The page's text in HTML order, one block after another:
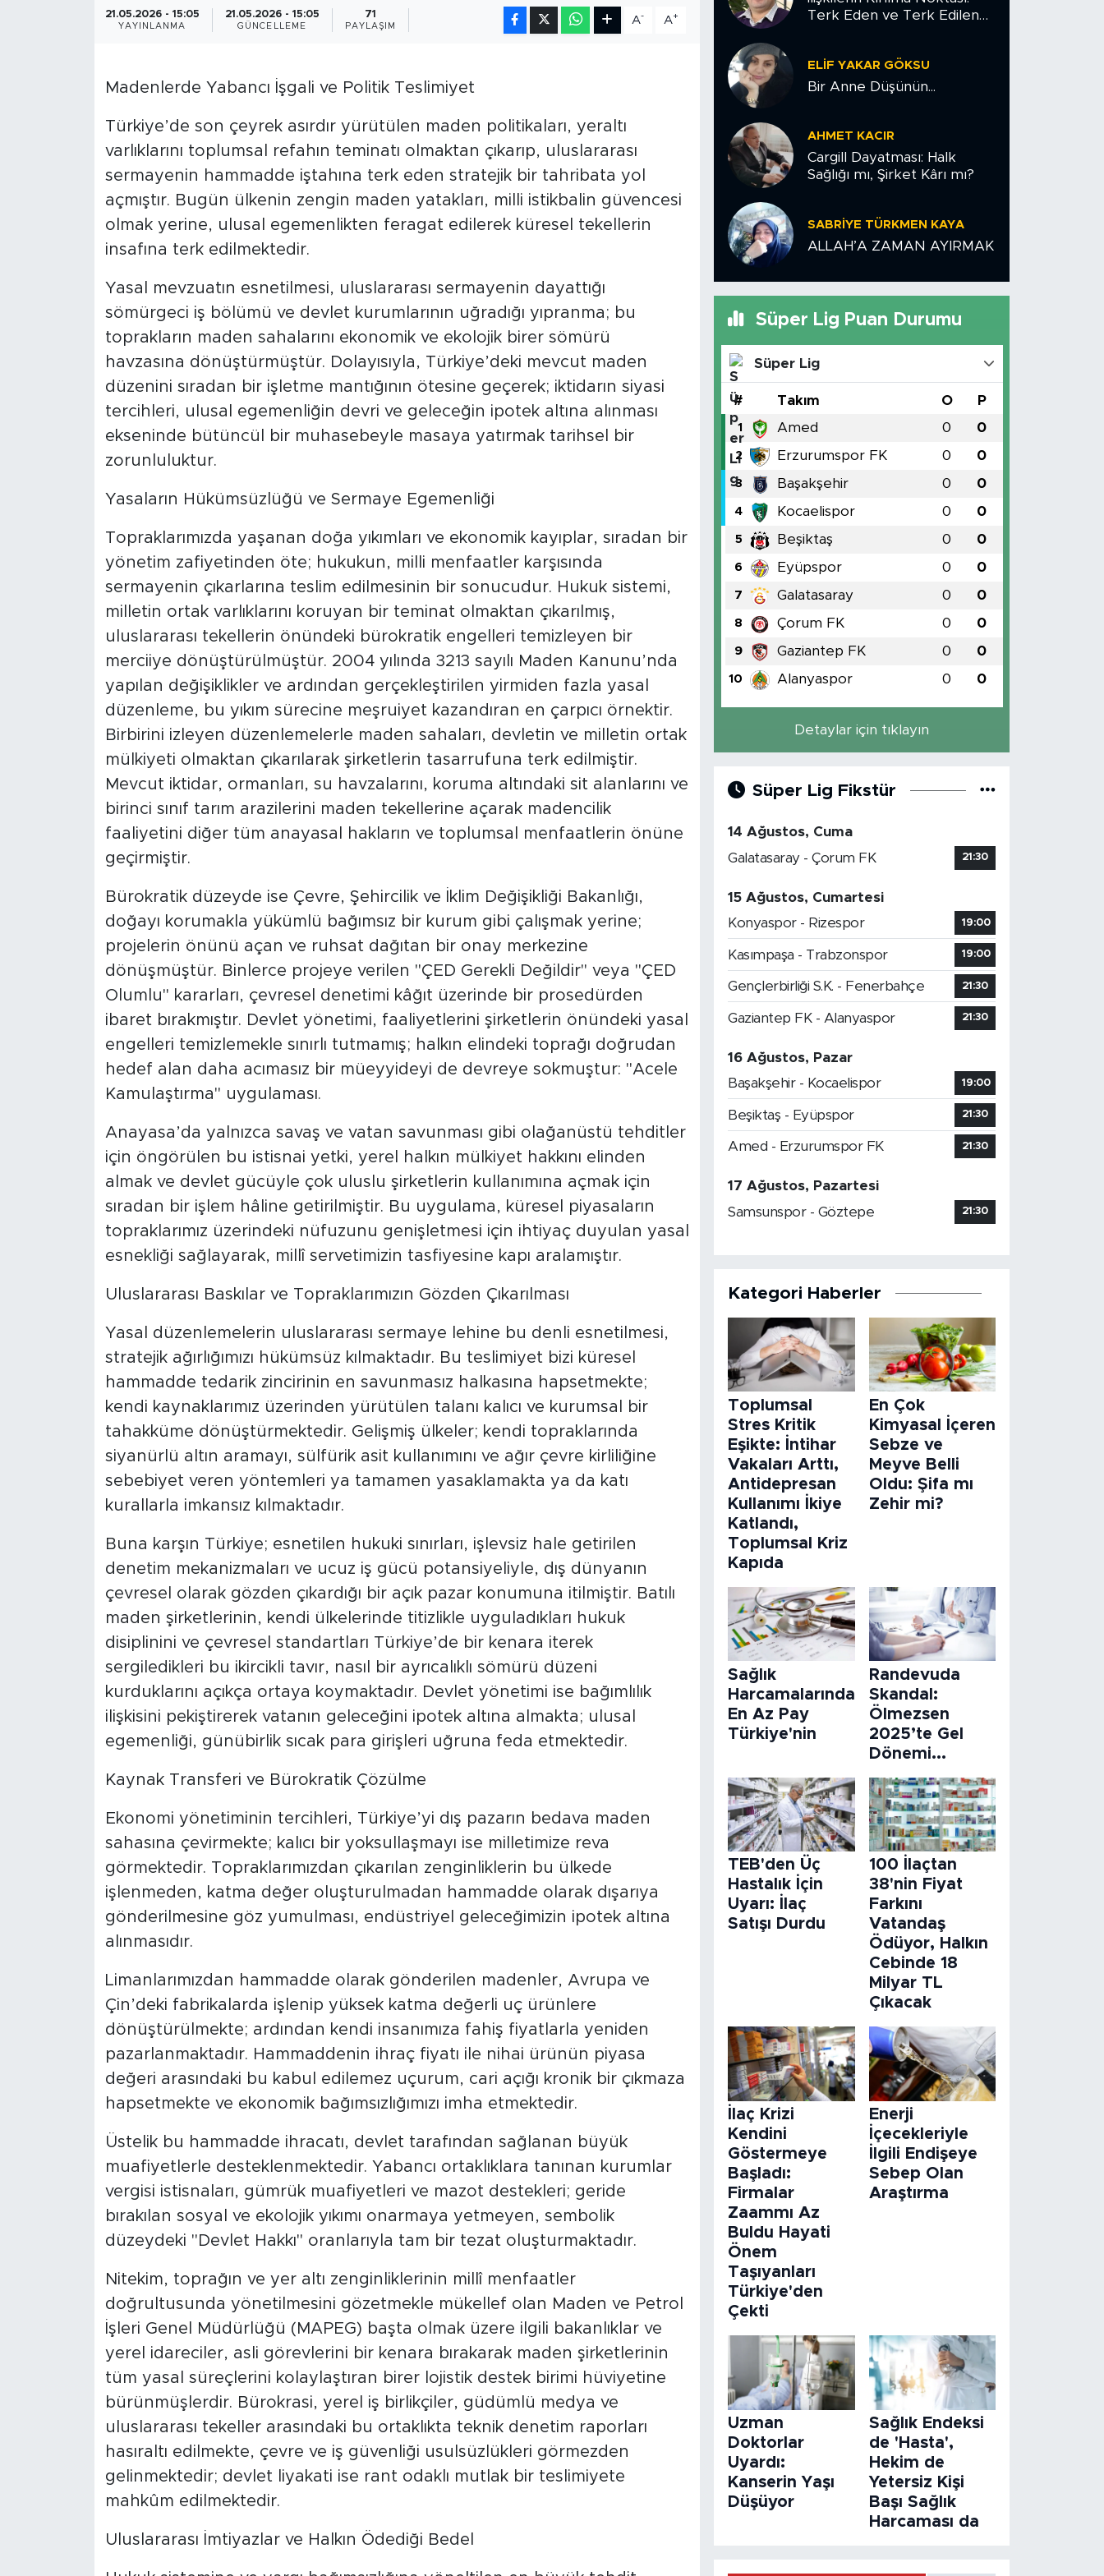
21.05.2026 - 15:05
YAYINLANMA
21.05.2026 - 15:05
GÜNCELLEME
71
PAYLAŞIM
A- A+
Madenlerde Yabancı İşgali ve Politik Teslimiyet
​Türkiye’de son çeyrek asırdır yürütülen maden politikaları, yeraltı
varlıklarını toplumsal refahın teminatı olmaktan çıkarıp, uluslararası
sermayenin hammadde iştahına terk eden stratejik bir tahribata yol
açmıştır. Bugün ülkenin zengin maden yatakları, milli istikbalin güvencesi
olmak yerine, ulusal egemenlikten feragat edilerek küresel tekellerin
insafına terk edilmektedir.
​Yasal mevzuatın esnetilmesi, uluslararası sermayenin dayattığı
sömürgeci iş bölümü ve devlet kurumlarının uğradığı yıpranma; bu
toprakların maden sahalarını ekonomik ve ekolojik birer sömürü
havzasına dönüştürmüştür. Dolayısıyla, Türkiye’deki mevcut maden
düzenini sıradan bir işletme mantığının ötesine geçerek; iktidarın siyasi
tercihleri, ulusal egemenliğin devri ve geleceğin ipotek altına alınması
ekseninde bütüncül bir muhasebeyle masaya yatırmak tarihsel bir
zorunluluktur.
​Yasaların Hükümsüzlüğü ve Sermaye Egemenliği
​Topraklarımızda yaşanan doğa yıkımları ve ekonomik kayıplar, sıradan bir
yönetim zafiyetinden öte; hukukun, milli menfaatler karşısında
sermayenin çıkarlarına teslim edilmesinin bir sonucudur. Hukuk sistemi,
milletin ortak varlıklarını koruyan bir teminat olmaktan çıkarılmış,
uluslararası tekellerin önündeki bürokratik engelleri temizleyen bir
merciiye dönüştürülmüştür. 2004 yılında 3213 sayılı Maden Kanunu’nda
yapılan değişiklikler ve ardından gerçekleştirilen yirmiden fazla yasal
düzenleme, bu yıkım sürecine meşruiyet kazandıran en çarpıcı örnektir.
Birbirini izleyen düzenlemelerle maden sahaları, devletin ve milletin ortak
mülkiyeti olmaktan çıkarılarak şirketlerin tasarrufuna terk edilmiştir.
Mevcut iktidar, ormanları, su havzalarını, koruma altındaki sit alanlarını ve
birinci sınıf tarım arazilerini maden tekellerine açarak madencilik
faaliyetini diğer tüm anayasal hakların ve toplumsal menfaatlerin önüne
geçirmiştir.
Bürokratik düzeyde ise Çevre, Şehircilik ve İklim Değişikliği Bakanlığı,
doğayı korumakla yükümlü bağımsız bir kurum gibi çalışmak yerine;
projelerin önünü açan ve ruhsat dağıtan bir onay merkezine
dönüşmüştür. Binlerce projeye verilen "ÇED Gerekli Değildir" veya "ÇED
Olumlu" kararları, çevresel denetimi kâğıt üzerinde bir prosedürden
ibaret bırakmıştır. Devlet yönetimi, faaliyetlerini şirketlerin önündeki yasal
engelleri temizlemekle sınırlı tutmamış; halkın elindeki toprağı doğrudan
hedef alan daha acımasız bir müeyyideyi de devreye sokmuştur: "Acele
Kamulaştırma" uygulaması.
​Anayasa’da yalnızca savaş ve vatan savunması gibi olağanüstü tehditler
için öngörülen bu istisnai yetki, yerel halkın mülkiyet hakkını elinden
almak ve devlet gücüyle çok uluslu şirketlerin kullanımına açmak için
sıradan bir işlem hâline getirilmiştir. Bu uygulama, küresel piyasaların
topraklarımız üzerindeki nüfuzunu genişletmesi için ihtiyaç duyulan yasal
esnekliği sağlayarak, millî servetimizin tasfiyesine kapı aralamıştır.
​Uluslararası Baskılar ve Topraklarımızın Gözden Çıkarılması
​Yasal düzenlemelerin uluslararası sermaye lehine bu denli esnetilmesi,
stratejik ağırlığımızı hükümsüz kılmaktadır. Bu teslimiyet bizi küresel
hammadde tedarik zincirinin en savunmasız halkasına hapsetmekte;
kendi kaynaklarımız üzerinden yürütülen talanı kalıcı ve kurumsal bir
tahakküme dönüştürmektedir. Gelişmiş ülkeler; kendi topraklarında
siyanürlü altın aramayı, sülfürik asit kullanımını ve ağır çevre kirliliğine
sebebiyet veren yöntemleri ya tamamen yasaklamakta ya da katı
kurallarla imkansız kılmaktadır.
​Buna karşın Türkiye; esnetilen hukuki sınırları, işlevsiz hale getirilen
denetim mekanizmaları ve ucuz iş gücü potansiyeliyle, dış dünyanın
çevresel olarak gözden çıkardığı bir açık pazar konumuna itilmiştir. Batılı
maden şirketlerinin, kendi ülkelerinde titizlikle uyguladıkları hukuk
disiplinini ve çevresel standartları Türkiye’de bir kenara iterek
sergiledikleri bu ikircikli tavır, nasıl bir ayrıcalıklı sömürü düzeni
kurduklarını açıkça ortaya koymaktadır. Devlet yönetimi ise bağımlılık
ilişkisini pekiştirerek vatanın geleceğini ipotek altına almakta; ulusal
egemenliği, günübirlik sıcak para girişleri uğruna feda etmektedir.
​Kaynak Transferi ve Bürokratik Çözülme
​Ekonomi yönetiminin tercihleri, Türkiye’yi dış pazarın bedava maden
sahasına çevirmekte; kalıcı bir yoksullaşmayı ise milletimize reva
görmektedir. Topraklarımızdan çıkarılan zenginliklerin bu ülkede
işlenmeden, katma değer oluşturulmadan hammadde olarak dışarıya
gönderilmesine göz yumulması, endüstriyel geleceğimizin ipotek altına
alınmasıdır.
​Limanlarımızdan hammadde olarak gönderilen madenler, Avrupa ve
Çin’deki fabrikalarda işlenip yüksek katma değerli uç ürünlere
dönüştürülmekte; ardından kendi insanımıza fahiş fiyatlarla yeniden
pazarlanmaktadır. Hammaddenin ihraç fiyatı ile nihai ürünün piyasa
değeri arasındaki bu kabul edilemez uçurum, cari açığı kronik bir çıkmaza
hapsetmekte ve ekonomik bağımsızlığımızı imha etmektedir.
​Üstelik bu hammadde ihracatı, devlet tarafından sağlanan büyük
muafiyetlerle desteklenmektedir. Yabancı ortaklıklara tanınan kurumlar
vergisi istisnaları, gümrük muafiyetleri ve mazot destekleri; geride
bırakılan sosyal ve ekolojik yıkımı onarmaya yetmeyen, sembolik
düzeydeki "Devlet Hakkı" oranlarıyla tam bir tezat oluşturmaktadır.
​Nitekim, toprağın ve yer altı zenginliklerinin millî menfaatler
doğrultusunda yönetilmesini gözetmekle mükellef olan Maden ve Petrol
İşleri Genel Müdürlüğü (MAPEG) başta olmak üzere ilgili bakanlıklar ve
yerel idareciler, asli görevlerini bir kenara bırakarak maden şirketlerinin
tüm yasal süreçlerini kolaylaştıran birer lojistik destek birimi hüviyetine
bürünmüşlerdir. Bürokrasi, yerel iş birlikçiler, güdümlü medya ve
uluslararası tekeller arasındaki bu ortaklıkta teknik denetim raporları
hasıraltı edilmekte, çevre ve iş güvenliği usulsüzlükleri görmezden
gelinmektedir; devlet liyakati ise rant odaklı mutlak bir teslimiyete
mahkûm edilmektedir.
​Uluslararası İmtiyazlar ve Halkın Ödediği Bedel
Terk Eden ve Terk Edilen
ELIF YAKAR GÖKSU
Bir Anne Düşünün...
AHMET KACIR
Cargill Dayatması: Halk
Sağlığı mı, Şirket Kârı mı?
SABRIYE TÜRKMEN KAYA
ALLAH’A ZAMAN AYIRMAK
Süper Lig Puan Durumu
Süper Lig
# Takım O P
1 Amed 0 0
2 Erzurumspor FK 0 0
3 Başakşehir 0 0
4 Kocaelispor 0 0
5 Beşiktaş 0 0
6 Eyüpspor 0 0
7 Galatasaray 0 0
8 Çorum FK 0 0
9 Gaziantep FK 0 0
10 Alanyaspor 0 0
Detaylar için tıklayın
Süper Lig Fikstür
14 Ağustos, Cuma
Galatasaray - Çorum FK
21:30
15 Ağustos, Cumartesi
Konyaspor - Rizespor
19:00
Kasımpaşa - Trabzonspor 19:00
Gençlerbirliği S.K. - Fenerbahçe 21:30
Gaziantep FK - Alanyaspor 21:30
16 Ağustos, Pazar
Başakşehir - Kocaelispor
19:00
Beşiktaş - Eyüpspor 21:30
Amed - Erzurumspor FK 21:30
17 Ağustos, Pazartesi
Samsunspor - Göztepe
21:30
Kategori Haberler
Toplumsal
Stres Kritik
Eşikte: İntihar
Vakaları Arttı,
Antidepresan
Kullanımı İkiye
Katlandı,
Toplumsal Kriz
Kapıda
En Çok
Kimyasal İçeren
Sebze ve
Meyve Belli
Oldu: Şifa mı
Zehir mi?
Sağlık
Harcamalarında
En Az Pay
Türkiye'nin
Randevuda
Skandal:
Ölmezsen
2025’te Gel
Dönemi...
TEB'den Üç
Hastalık İçin
Uyarı: İlaç
Satışı Durdu
100 İlaçtan
38'nin Fiyat
Farkını
Vatandaş
Ödüyor, Halkın
Cebinde 18
Milyar TL
Çıkacak
İlaç Krizi
Kendini
Göstermeye
Başladı:
Firmalar
Zaammı Az
Buldu Hayati
Önem
Taşıyanları
Türkiye'den
Çekti
Enerji
İçecekleriyle
İlgili Endişeye
Sebep Olan
Araştırma
Uzman
Doktorlar
Uyardı:
Kanserin Yaşı
Düşüyor
Sağlık Endeksi
de 'Hasta',
Hekim de
Yetersiz Kişi
Başı Sağlık
Harcaması da
BİLİM-TEKNOLOJİ
NOSTALJİ
POLİTİKA
EKONOMİ
TARİHTEN GÜNÜMÜZE
MEDYA KÖŞESİ
FOTO GALERİ
VİDEOLAR
ALINTI YAZARLAR